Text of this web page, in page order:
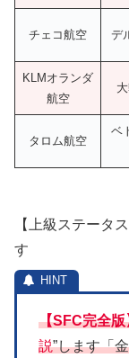
チェコ航空 デ
KLMオランダ
航空
タロム航空
ベ
【上級ステータ
す
【SFC完全版
説”します「